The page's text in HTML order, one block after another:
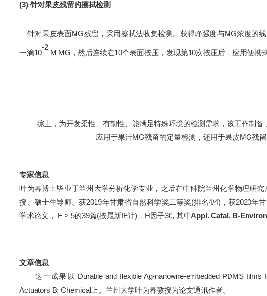
(3)针对果皮残留的擦拭检测
针对果皮表面MG残留，采用擦拭法收集检测。获得峰强度与MG浓度的线
一滴10
-2
M MG ，然后连续在10个表面按压，发现第10次按压后，应用便携
综上， 为开发柔性、有韧性、能满足特殊环境的检测需求，该工作制备
应用于果汁MG残留的定量检测，还用于果皮MG残
专家信息
叶为春博士毕业于兰州大学分析化学专业，之后在中科院兰州化学物理研
授、硕士生导师。获2019年甘肃省自然科学奖二等奖(排名4/4) ，获2020年
学术论文，
IF > 5的39篇(按最新 IF计) ， H 因子30,其中Appl. Catal. B-
文章信息
这一成果 以“Durable and flexible Ag-nanowire-embedded PDMS
Actuators B: Chemical上。 兰州大学叶为春教授为论文通讯作者。